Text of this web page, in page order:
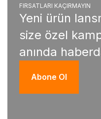
FIRSATLARI KAÇIRMAYIN
Yeni ürün
size özel
anında
Abone Ol